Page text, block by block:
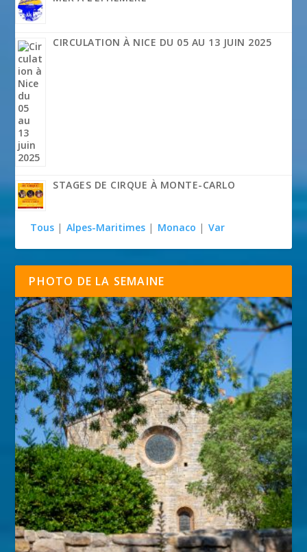
CIRCULATION À NICE DU 05 AU 13 JUIN 2025
STAGES DE CIRQUE À MONTE-CARLO
Tous | Alpes-Maritimes | Monaco | Var
PHOTO DE LA SEMAINE